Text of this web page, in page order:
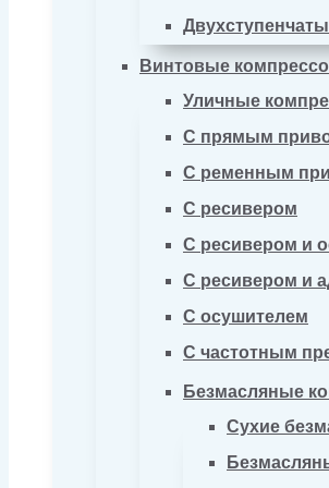
Винтовые
Уличные
С прямым
С ременным
С ресивером
С ресивером и
С ресивером и
С осушителем
С частотным
Безмасляные
Сухие